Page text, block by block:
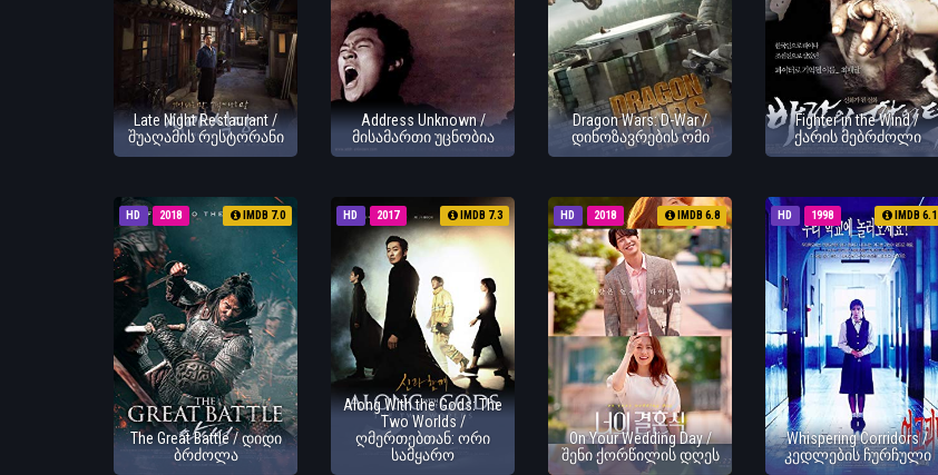
Late Night Restaurant /
შუაღამის რესტორანი
Address Unknown /
მისამართი უცნობია
Dragon Wars: D-War /
დინოზავრების ომი
Fighter in the Wind /
ქარის მებრძოლი
HD 2018 IMDB 7.0
The Great Battle / დიდი
ბრძოლა
HD 2017 IMDB 7.3
Along With the Gods: The
Two Worlds /
ღმერთებთან: ორი
სამყარო
HD 2018 IMDB 6.8
On Your Wedding Day /
შენი ქორწილის დღეს
HD 1998 IMDB 6.1
Whispering Corridors /
კედლების ჩურჩული